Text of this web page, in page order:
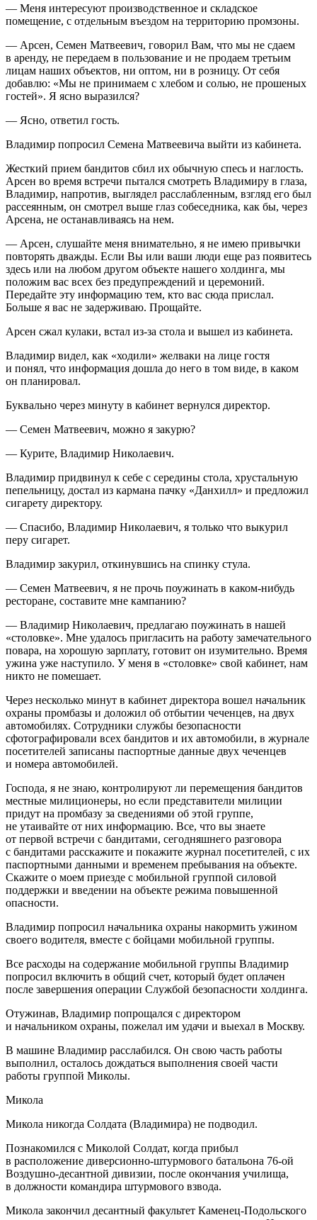
— Меня интересуют производственное и складское
помещение, с отдельным въездом на территорию промзоны.
— Арсен, Семен Матвеевич, говорил Вам, что мы не сдаем
в аренду, не передаем в пользование и не продаем третьим
лицам наших объектов, ни оптом, ни в розницу. От себя
добавлю: «Мы не принимаем с хлебом и солью, не прошеных
гостей». Я ясно выразился?
— Ясно, ответил гость.
Владимир попросил Семена Матвеевича выйти из кабинета.
Жесткий прием бандитов сбил их обычную спесь и наглость.
Арсен во время встречи пытался смотреть Владимиру в глаза,
Владимир, напротив, выглядел расслабленным, взгляд его был
рассеянным, он смотрел выше глаз собеседника, как бы, через
Арсена, не останавливаясь на нем.
— Арсен, слушайте меня внимательно, я не имею привычки
повторять дважды. Если Вы или ваши люди еще раз появитесь
здесь или на любом другом объекте нашего холдинга, мы
положим вас всех без предупреждений и церемоний.
Передайте эту информацию тем, кто вас сюда прислал.
Больше я вас не задерживаю. Прощайте.
Арсен сжал кулаки, встал из-за стола и вышел из кабинета.
Владимир видел, как «ходили» желваки на лице гостя
и понял, что информация дошла до него в том виде, в каком
он планировал.
Буквально через минуту в кабинет вернулся директор.
— Семен Матвеевич, можно я закурю?
— Курите, Владимир Николаевич.
Владимир придвинул к себе с середины стола, хрустальную
пепельницу, достал из кармана пачку «Данхилл» и предложил
сигарету директору.
— Спасибо, Владимир Николаевич, я только что выкурил
перу сигарет.
Владимир закурил, откинувшись на спинку стула.
— Семен Матвеевич, я не прочь поужинать в каком-нибудь
ресторане, составите мне кампанию?
— Владимир Николаевич, предлагаю поужинать в нашей
«столовке». Мне удалось пригласить на работу замечательного
повара, на хорошую зарплату, готовит он изумительно. Время
ужина уже наступило. У меня в «столовке» свой кабинет, нам
никто не помешает.
Через несколько минут в кабинет директора вошел начальник
охраны промбазы и доложил об отбытии чеченцев, на двух
автомобилях. Сотрудники службы безопасности
сфотографировали всех бандитов и их автомобили, в журнале
посетителей записаны паспортные данные двух чеченцев
и номера автомобилей.
Господа, я не знаю, контролируют ли перемещения бандитов
местные милиционеры, но если представители милиции
придут на промбазу за сведениями об этой группе,
не утаивайте от них информацию. Все, что вы знаете
от первой встречи с бандитами, сегодняшнего разговора
с бандитами расскажите и покажите журнал посетителей, с их
паспортными данными и временем пребывания на объекте.
Скажите о моем приезде с мобильной группой силовой
поддержки и введении на объекте режима повышенной
опасности.
Владимир попросил начальника охраны накормить ужином
своего водителя, вместе с бойцами мобильной группы.
Все расходы на содержание мобильной группы Владимир
попросил включить в общий счет, который будет оплачен
после завершения операции Службой безопасности холдинга.
Отужинав, Владимир попрощался с директором
и начальником охраны, пожелал им удачи и выехал в Москву.
В машине Владимир расслабился. Он свою часть работы
выполнил, осталось дождаться выполнения своей части
работы группой Миколы.
Микола
Микола никогда Солдата (Владимира) не подводил.
Познакомился с Миколой Солдат, когда прибыл
в расположение диверсионно-штурмового батальона 76-ой
Воздушно-десантной дивизии, после окончания училища,
в должности командира штурмового взвода.
Микола закончил десантный факультет Каменец-Подольского